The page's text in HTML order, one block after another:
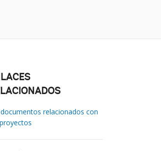
relacionados con